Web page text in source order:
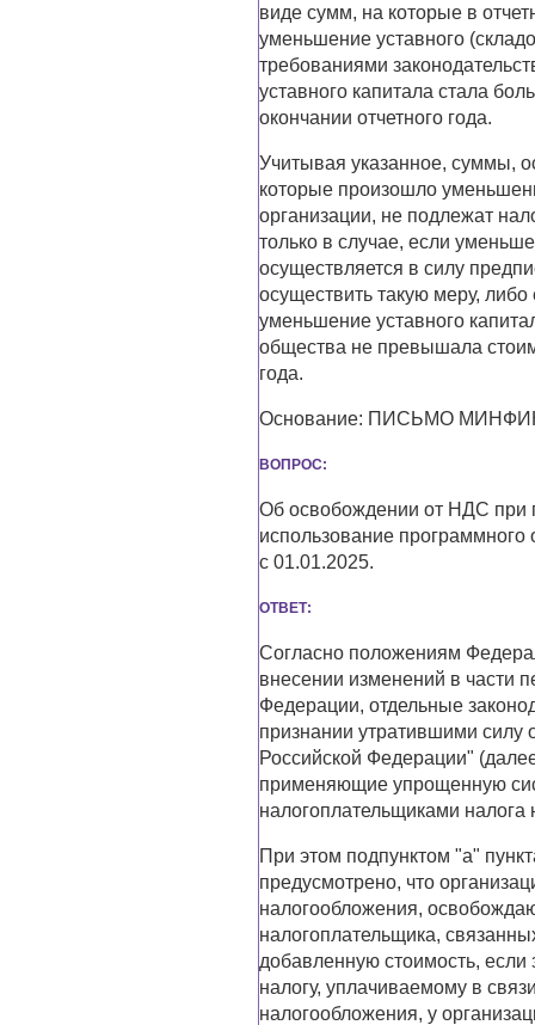
виде сумм, на которые в
уменьшение уставного
требованиями
уставного капитала стала
окончании отчетного года.
Учитывая указанное, суммы,
которые произошло
организации, не подлежат
только в случае, если
осуществляется в силу
осуществить такую меру,
уменьшение уставного
общества не превышала
года.
Основание: ПИСЬМО
ВОПРОС:
Об освобождении от НДС при
использование
с 01.01.2025.
ОТВЕТ:
Согласно положениям
внесении изменений в части
Федерации, отдельные
признании утратившими силу
Российской Федерации"
применяющие упрощенную
налогоплательщиками
При этом подпунктом "а"
предусмотрено, что
налогообложения,
налогоплательщика,
добавленную стоимость,
налогу, уплачиваемому в
налогообложения, у